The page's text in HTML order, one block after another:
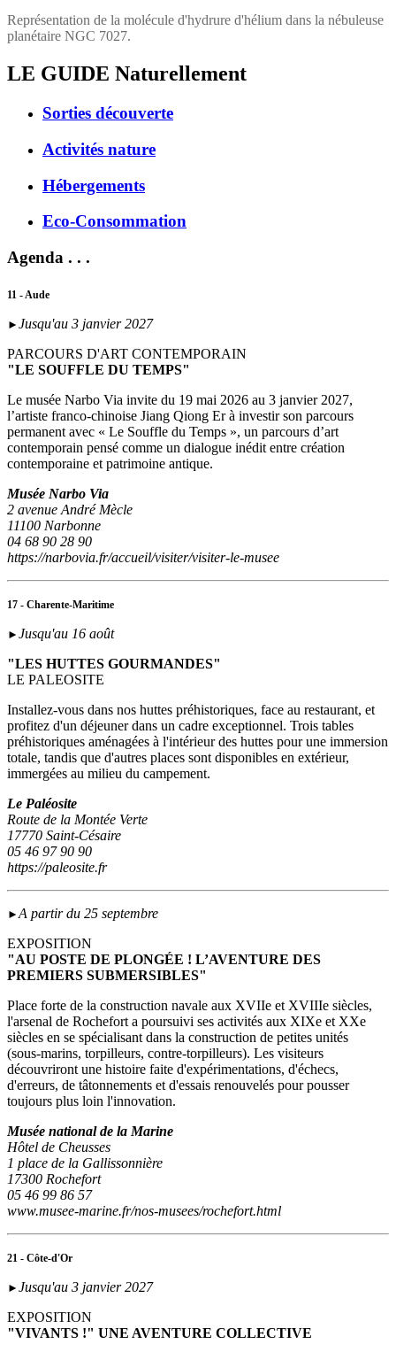
Représentation de la molécule d'hydrure d'hélium dans la nébuleuse
planétaire NGC 7027.
LE GUIDE Naturellement
Sorties découverte
Activités nature
Hébergements
Eco-Consommation
Agenda . . .
11 - Aude
► Jusqu'au 3 janvier 2027
PARCOURS D'ART CONTEMPORAIN
"LE SOUFFLE DU TEMPS"
Le musée Narbo Via invite du 19 mai 2026 au 3 janvier 2027,
l’artiste franco-chinoise Jiang Qiong Er à investir son parcours
permanent avec « Le Souffle du Temps », un parcours d’art
contemporain pensé comme un dialogue inédit entre création
contemporaine et patrimoine antique.
Musée Narbo Via
2 avenue André Mècle
11100 Narbonne
04 68 90 28 90
https://narbovia.fr/accueil/visiter/visiter-le-musee
17 - Charente-Maritime
► Jusqu'au 16 août
"LES HUTTES GOURMANDES"
LE PALEOSITE
Installez-vous dans nos huttes préhistoriques, face au restaurant, et
profitez d'un déjeuner dans un cadre exceptionnel. Trois tables
préhistoriques aménagées à l'intérieur des huttes pour une immersion
totale, tandis que d'autres places sont disponibles en extérieur,
immergées au milieu du campement.
Le Paléosite
Route de la Montée Verte
17770 Saint-Césaire
05 46 97 90 90
https://paleosite.fr
►A partir du 25 septembre
EXPOSITION
"AU POSTE DE PLONGÉE ! L’AVENTURE DES
PREMIERS SUBMERSIBLES"
Place forte de la construction navale aux XVIIe et XVIIIe siècles,
l'arsenal de Rochefort a poursuivi ses activités aux XIXe et XXe
siècles en se spécialisant dans la construction de petites unités
(sous‑marins, torpilleurs, contre-torpilleurs). Les visiteurs
découvriront une histoire faite d'expérimentations, d'échecs,
d'erreurs, de tâtonnements et d'essais renouvelés pour pousser
toujours plus loin l'innovation.
Musée national de la Marine
Hôtel de Cheusses
1 place de la Gallissonnière
17300 Rochefort
05 46 99 86 57
www.musee-marine.fr/nos-musees/rochefort.html
21 - Côte-d'Or
► Jusqu'au 3 janvier 2027
EXPOSITION
"VIVANTS !" UNE AVENTURE COLLECTIVE